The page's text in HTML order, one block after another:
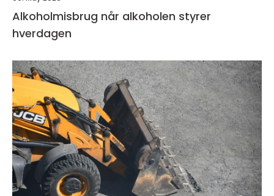
Alkoholmisbrug når alkoholen styrer
hverdagen